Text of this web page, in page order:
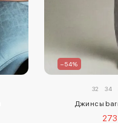
–54%
32 34
Джинсы